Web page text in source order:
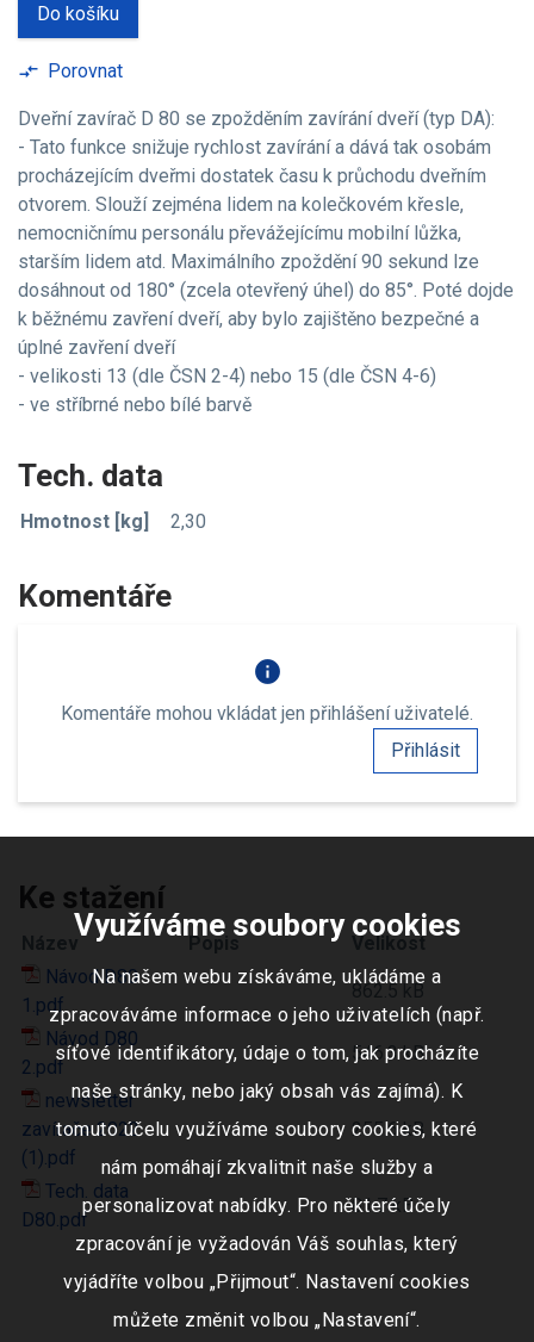
Do košíku
compare_arrows Porovnat
Dveřní zavírač D 80 se zpožděním zavírání dveří (typ DA):
- Tato funkce snižuje rychlost zavírání a dává tak osobám
procházejícím dveřmi dostatek času k průchodu dveřním
otvorem. Slouží zejména lidem na kolečkovém křesle,
nemocničnímu personálu převážejícímu mobilní lůžka,
starším lidem atd. Maximálního zpoždění 90 sekund lze
dosáhnout od 180° (zcela otevřený úhel) do 85°. Poté dojde
k běžnému zavření dveří, aby bylo zajištěno bezpečné a
úplné zavření dveří
- velikosti 13 (dle ČSN 2-4) nebo 15 (dle ČSN 4-6)
- ve stříbrné nebo bílé barvě
Tech. data
Hmotnost [kg] 2,30
Komentáře
info
Komentáře mohou vkládat jen přihlášení uživatelé.
Přihlásit
Ke stažení
Název Popis
Velikost
Návod D80
1.pdf
862.5 kB
Návod D80
2.pdf
546.3 kB
newsletter
zavírače 2022
(1).pdf
255.6 kB
Tech. data
D80.pdf
81.7 kB
Využíváme soubory cookies
Na našem webu získáváme, ukládáme a
zpracováváme informace o jeho uživatelích (např.
síťové identifikátory, údaje o tom, jak procházíte
naše stránky, nebo jaký obsah vás zajímá). K
tomuto účelu využíváme soubory cookies, které
nám pomáhají zkvalitnit naše služby a
personalizovat nabídky. Pro některé účely
zpracování je vyžadován Váš souhlas, který
vyjádříte volbou „Přijmout“. Nastavení cookies
můžete změnit volbou „Nastavení“.